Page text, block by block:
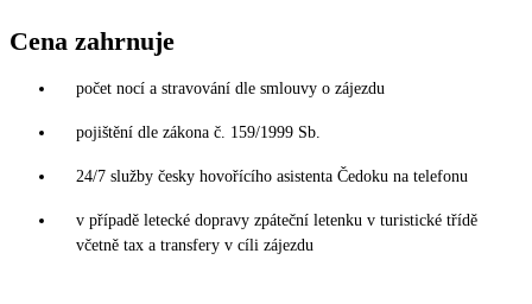
Cena zahrnuje
počet nocí a stravování dle smlouvy o zájezdu
pojištění dle zákona č. 159/1999 Sb.
24/7 služby česky hovořícího asistenta Čedoku na telefonu
v případě letecké dopravy zpáteční letenku v turistické třídě
včetně tax a transfery v cíli zájezdu